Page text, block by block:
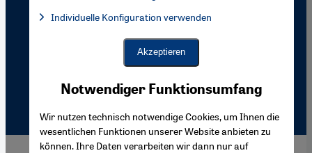
Notwendiger Funktionsumfang
Wir nutzen technisch notwendige Cookies, um Ihnen die
wesentlichen Funktionen unserer Website anbieten zu
können. Ihre Daten verarbeiten wir dann nur auf
Facebook Embed / Facebook Connect, Google Maps Embed,
Facebook Embed / Facebook Connect
Google Maps Embed
Individuelle Konfiguration verwenden
Akzeptieren